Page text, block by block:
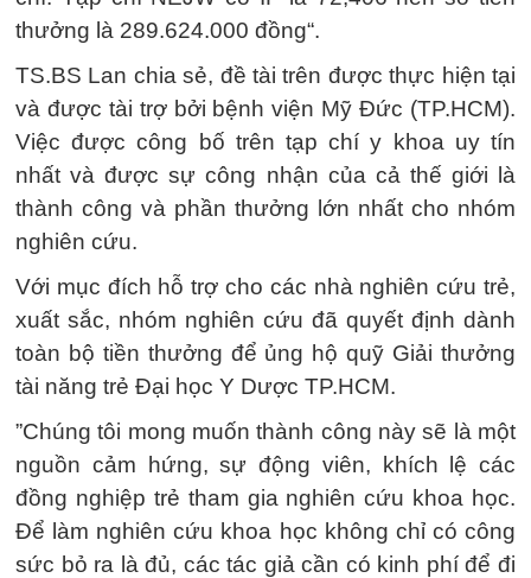
thưởng là 289.624.000 đồng“.
TS.BS Lan chia sẻ, đề tài trên được thực hiện tại
và được tài trợ bởi bệnh viện Mỹ Đức (TP.HCM).
Việc được công bố trên tạp chí y khoa uy tín
nhất và được sự công nhận của cả thế giới là
thành công và phần thưởng lớn nhất cho nhóm
nghiên cứu.
Với mục đích hỗ trợ cho các nhà nghiên cứu trẻ,
xuất sắc, nhóm nghiên cứu đã quyết định dành
toàn bộ tiền thưởng để ủng hộ quỹ Giải thưởng
tài năng trẻ Đại học Y Dược TP.HCM.
”Chúng tôi mong muốn thành công này sẽ là một
nguồn cảm hứng, sự động viên, khích lệ các
đồng nghiệp trẻ tham gia nghiên cứu khoa học.
Để làm nghiên cứu khoa học không chỉ có công
sức bỏ ra là đủ, các tác giả cần có kinh phí để đi